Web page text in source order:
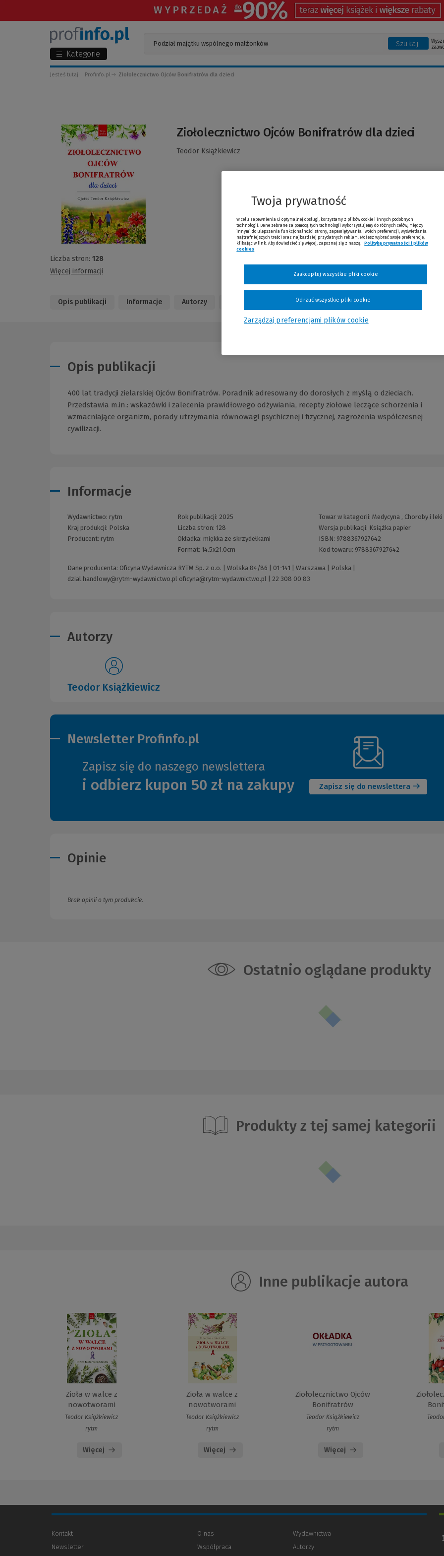
Kategorie
Szukaj
Jesteś tutaj: Profinfo.pl Ziołolecznictwo Ojców Bonifratrów dla dzieci
(Link
do
Liczba stron: 128
Więcej informacji
Ziołolecznictwo Ojców Bonifratrów dla dzieci
Teodor Książkiewicz
Opis publikacji Informacje Autorzy
Opis publikacji
400 lat tradycji zielarskiej Ojców Bonifratrów. Poradnik adresowany do dorosłych z myślą o dzieciach.
Przedstawia m.in.: wskazówki i zalecenia prawidłowego odżywiania, recepty ziołowe leczące schorzenia i
wzmacniające organizm, porady utrzymania równowagi psychicznej i fizycznej, zagrożenia współczesnej
cywilizacji.
Informacje
Wydawnictwo: rytm
Kraj produkcji: Polska
Producent: rytm
Rok publikacji: 2025
Liczba stron: 128
Okładka: miękka ze skrzydełkami
Format: 14.5x21.0cm
Towar w kategorii: Medycyna , Choroby i leki
Wersja publikacji: Książka papier
ISBN: 9788367927642
Kod towaru: 9788367927642
Dane producenta: Oficyna Wydawnicza RYTM Sp. z o.o. | Wolska 84/86 | 01-141 | Warszawa | Polska |
dzial.handlowy@rytm-wydawnictwo.pl oficyna@rytm-wydawnictwo.pl
22 308 00 83
Autorzy
Teodor Książkiewicz
Newsletter Profinfo.pl
Zapisz się do naszego newslettera
i odbierz kupon 50 zł na zakupy Zapisz się do newslettera
okno)
Opinie
Brak opinii o tym produkcie.
Ostatnio oglądane produkty
Produkty z tej samej kategorii
Inne publikacje autora
Zioła w walce z
nowotworami
Teodor Książkiewicz
rytm
Więcej
Zioła w walce z
nowotworami
Teodor Książkiewicz
rytm
Więcej
Ziołolecznictwo Ojców
Bonifratrów
Teodor Książkiewicz
rytm
Więcej
Kontakt
Newsletter
O nas
Współpraca
Wydawnictwa
Autorzy
Twoja prywatność
W celu zapewnienia Ci optymalnej obsługi, korzystamy z plików cookie i innych podobnych
technologii. Dane zebrane za pomocą tych technologii wykorzystujemy do różnych celów, między
innymi do ulepszania funkcjonalności strony, zapamiętywania Twoich preferencji, wyświetlania
najtrafniejszych treści oraz najbardziej przydatnych reklam. Możesz wybrać swoje preferencje,
klikając w link. Aby dowiedzieć się więcej, zapoznaj się z naszą
Polityką prywatności i plików
cookies
Zarządzaj preferencjami plików cookie
Odrzuć wszystkie pliki cookie
Zaakceptuj wszystkie pliki cookie